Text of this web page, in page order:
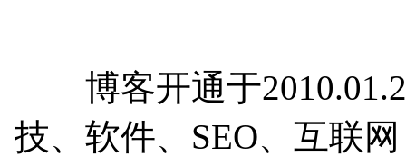
博客开通于
技、软件、SEO、互联